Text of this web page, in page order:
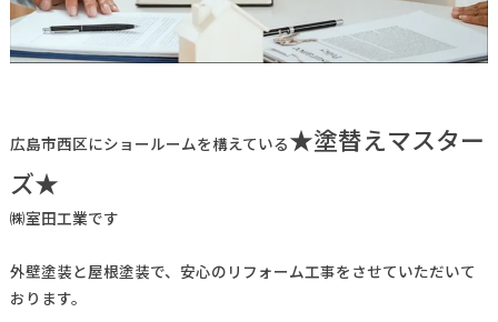
広島市西区にショールームを構えている★塗替えマスター
ズ★
㈱室田工業です
外壁塗装と屋根塗装で、安心のリフォーム工事をさせていただいて
おります。